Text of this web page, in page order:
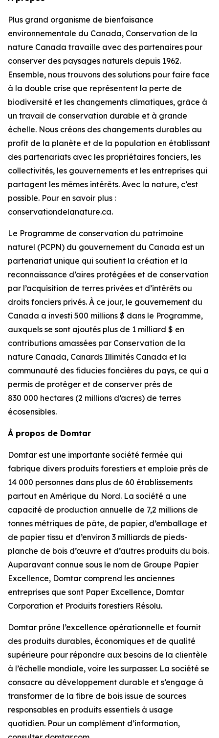
Plus grand organisme de bienfaisance
environnementale du Canada, Conservation de la
nature Canada travaille avec des partenaires pour
conserver des paysages naturels depuis 1962.
Ensemble, nous trouvons des solutions pour faire face
à la double crise que représentent la perte de
biodiversité et les changements climatiques, grâce à
un travail de conservation durable et à grande
échelle. Nous créons des changements durables au
profit de la planète et de la population en établissant
des partenariats avec les propriétaires fonciers, les
collectivités, les gouvernements et les entreprises qui
partagent les mêmes intérêts. Avec la nature, c’est
possible. Pour en savoir plus :
conservationdelanature.ca.
Le Programme de conservation du patrimoine
naturel (PCPN) du gouvernement du Canada est un
partenariat unique qui soutient la création et la
reconnaissance d’aires protégées et de conservation
par l’acquisition de terres privées et d’intérêts ou
droits fonciers privés. À ce jour, le gouvernement du
Canada a investi 500 millions $ dans le Programme,
auxquels se sont ajoutés plus de 1 milliard $ en
contributions amassées par Conservation de la
nature Canada, Canards Illimités Canada et la
communauté des fiducies foncières du pays, ce qui a
permis de protéger et de conserver près de
830 000 hectares (2 millions d’acres) de terres
écosensibles.
À propos de Domtar
Domtar est une importante société fermée qui
fabrique divers produits forestiers et emploie près de
14 000 personnes dans plus de 60 établissements
partout en Amérique du Nord. La société a une
capacité de production annuelle de 7,2 millions de
tonnes métriques de pâte, de papier, d’emballage et
de papier tissu et d’environ 3 milliards de pieds-
planche de bois d’œuvre et d’autres produits du bois.
Auparavant connue sous le nom de Groupe Papier
Excellence, Domtar comprend les anciennes
entreprises que sont Paper Excellence, Domtar
Corporation et Produits forestiers Résolu.
Domtar prône l’excellence opérationnelle et fournit
des produits durables, économiques et de qualité
supérieure pour répondre aux besoins de la clientèle
à l’échelle mondiale, voire les surpasser. La société se
consacre au développement durable et s’engage à
transformer de la fibre de bois issue de sources
responsables en produits essentiels à usage
quotidien. Pour un complément d’information,